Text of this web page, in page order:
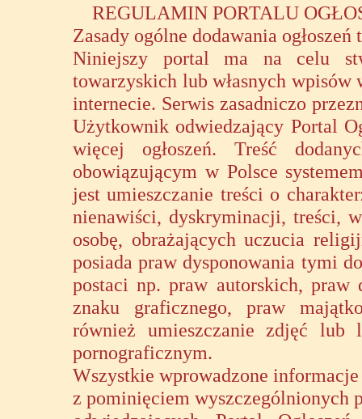
REGULAMIN PORTALU
Zasady ogólne dodawania
Niniejszy portal ma na celu
towarzyskich lub własnych
internecie. Serwis zasadniczo
Użytkownik odwiedzający Portal
więcej ogłoszeń. Treść
obowiązującym w Polsce
jest umieszczanie treści o
nienawiści, dyskryminacji, treści,
osobę, obrażających uczucia
posiada praw dysponowania tymi
postaci np. praw autorskich, praw
znaku graficznego, praw
również umieszczanie zdjęć
pornograficznym.
Wszystkie wprowadzone
z pominięciem wyszczególnionych